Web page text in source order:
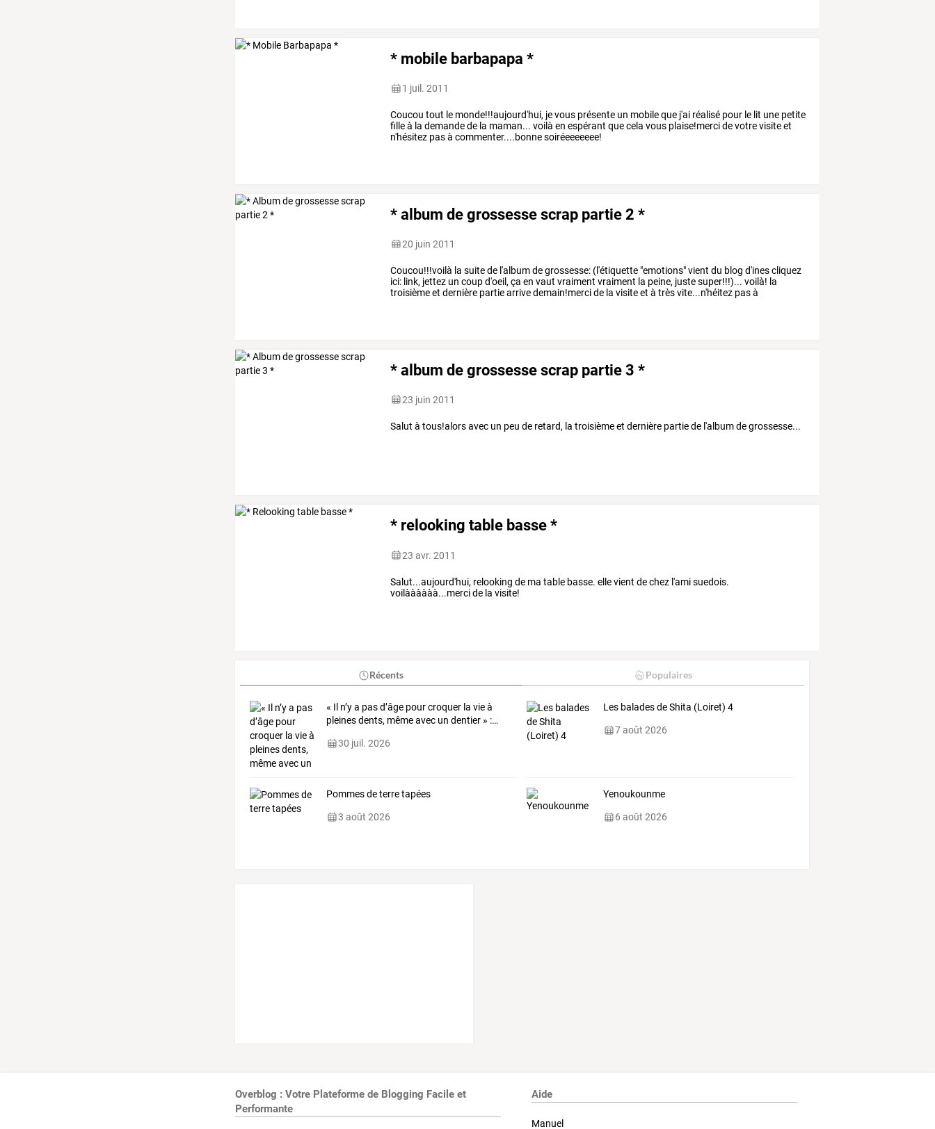
* mobile barbapapa *
1 juil. 2011
Coucou tout le monde!!!aujourd'hui, je vous présente un mobile que j'ai réalisé pour le lit une petite
fille à la demande de la maman... voilà en espérant que cela vous plaise!merci de votre visite et
n'hésitez pas à commenter....bonne soiréeeeeeee!
* album de grossesse scrap partie 2 *
20 juin 2011
Coucou!!!voilà la suite de l'album de grossesse: (l'étiquette "emotions" vient du blog d'ines cliquez
ici: link, jettez un coup d'oeil, ça en vaut vraiment vraiment la peine, juste super!!!)... voilà! la
troisième et dernière partie arrive demain!merci de la visite et à très vite...n'héitez pas à
* album de grossesse scrap partie 3 *
23 juin 2011
Salut à tous!alors avec un peu de retard, la troisième et dernière partie de l'album de grossesse...
* relooking table basse *
23 avr. 2011
Salut...aujourd'hui, relooking de ma table basse. elle vient de chez l'ami suedois.
voilàààààà...merci de la visite!
Récents Populaires
« Il n’ya pasd’âgepourcroquerla vieà
pleinesdents,mêmeavecun dentier» :…
30 juil. 2026
Les balades de Shita (Loiret) 4
7 août 2026
Pommes de terre tapées
3 août 2026
Yenoukounme
6 août 2026
Overblog : Votre Plateforme de Blogging Facile et
Performante
Aide
Manuel